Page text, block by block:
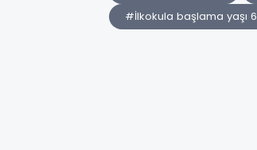
#İlkokula başlama yaşı